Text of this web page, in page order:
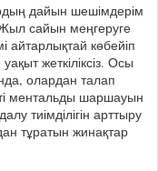
дайын шешімдерім
сайын меңгеруге
айтарлықтай көбейіп
жеткіліксіз. Осы
олардан талап
ментальды шаршауын
тиімділігін арттыру
тұратын жинақтар